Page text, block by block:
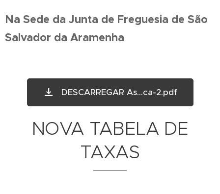
Na Sede da Junta de Freguesia de São
Salvador da Aramenha
DESCARREGAR As...ca-2.pdf
NOVA TABELA DE
TAXAS